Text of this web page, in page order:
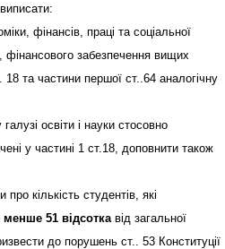
фінансів, праці та соціальної
фінансового забезпечення вищих
18 та частини першої ст..64 аналогічну
освіти і науки стосовно
у частині 1 ст.18, доповнити також
про кількість студентів, які
51 відсотка від загальної
до порушень ст.. 53 Конституції